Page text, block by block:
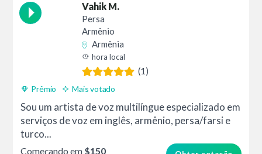
Vahik M.
Persa
Armênio
Armênia
hora local
(1)
Prêmio Mais votado
Sou um artista de voz multilíngue especializado em
serviços de voz em inglês, armênio, persa/farsi e
turco...
Começando em $150